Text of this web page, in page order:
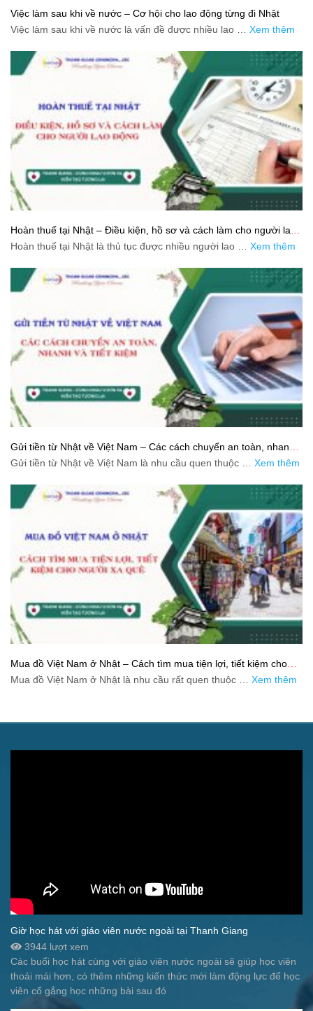
Việc làm sau khi về nước – Cơ hội cho lao động từng đi Nhật
Việc làm sau khi về nước là vấn đề được nhiều lao … Xem thêm
Hoàn thuế tại Nhật – Điều kiện, hồ sơ và cách làm cho người lao
động
Hoàn thuế tại Nhật là thủ tục được nhiều người lao … Xem thêm
Gửi tiền từ Nhật về Việt Nam – Các cách chuyển an toàn, nhanh
và tiết kiệm
Gửi tiền từ Nhật về Việt Nam là nhu cầu quen thuộc … Xem thêm
Mua đồ Việt Nam ở Nhật – Cách tìm mua tiện lợi, tiết kiệm cho
người xa quê
Mua đồ Việt Nam ở Nhật là nhu cầu rất quen thuộc … Xem thêm
Giờ học hát với giáo viên nước ngoài tại Thanh Giang
3944 lượt xem
Các buổi học hát cùng với giáo viên nước ngoài sẽ giúp học viên
thoải mái hơn, có thêm những kiến thức mới làm động lực để học
viên cố gắng học những bài sau đó